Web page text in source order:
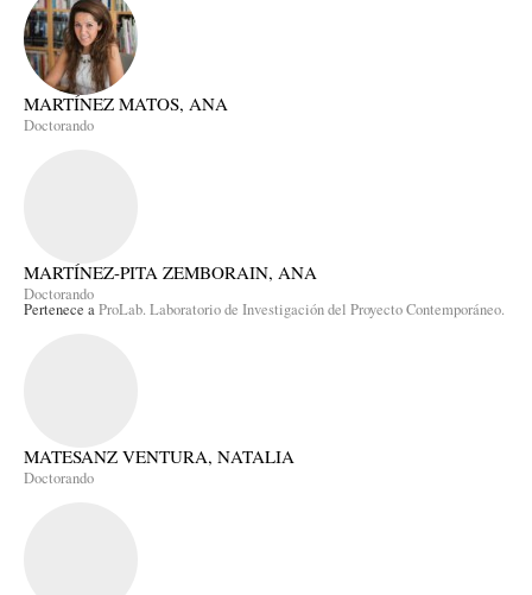
MARTÍNEZ MATOS, ANA
Doctorando
MARTÍNEZ-PITA ZEMBORAIN, ANA
Doctorando
Pertenece aProLab. Laboratorio de Investigación del Proyecto Contemporáneo.
MATESANZ VENTURA, NATALIA
Doctorando